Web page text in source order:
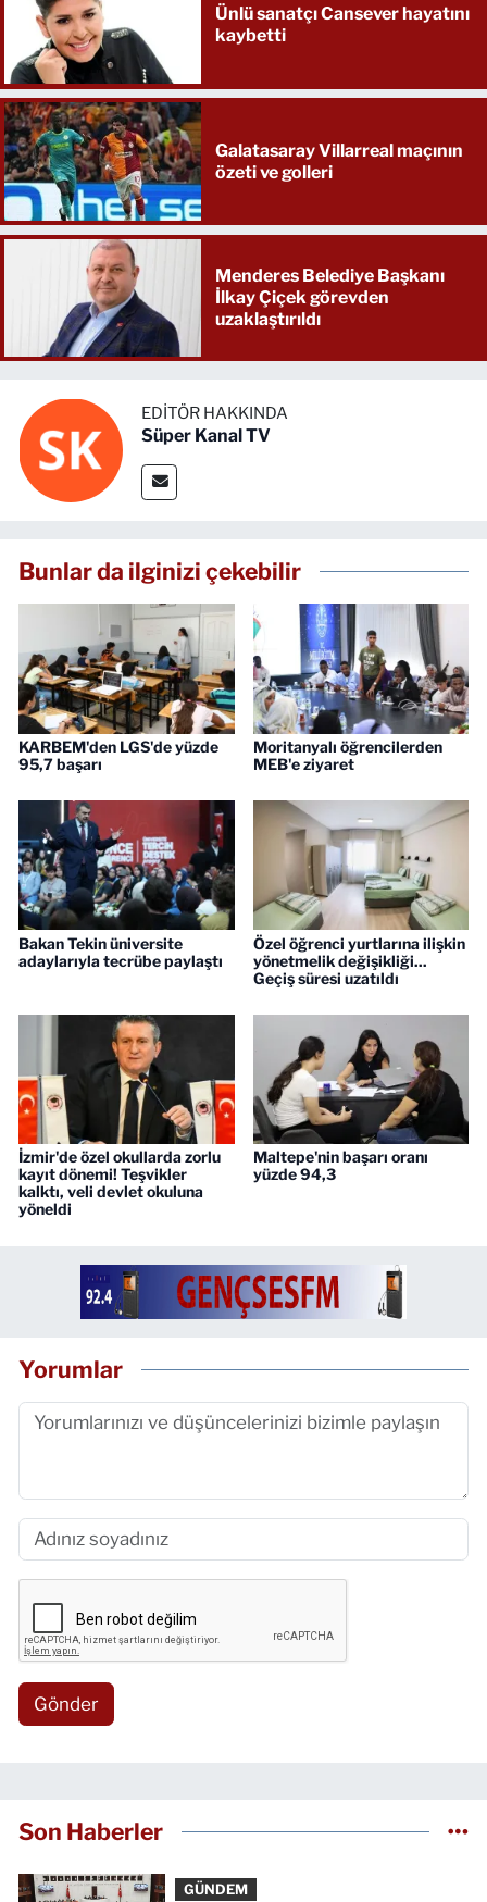
Ünlü sanatçı Cansever hayatını
kaybetti
Galatasaray Villarreal maçının
özeti ve golleri
Menderes Belediye Başkanı
İlkay Çiçek görevden
uzaklaştırıldı
EDITÖR HAKKINDA
Süper Kanal TV
Bunlar da ilginizi çekebilir
KARBEM'den LGS'de yüzde
95,7 başarı
Moritanyalı öğrencilerden
MEB'e ziyaret
Bakan Tekin üniversite
adaylarıyla tecrübe paylaştı
Özel öğrenci yurtlarına ilişkin
yönetmelik değişikliği...
Geçiş süresi uzatıldı
İzmir'de özel okullarda zorlu
kayıt dönemi! Teşvikler
kalktı, veli devlet okuluna
yöneldi
Maltepe'nin başarı oranı
yüzde 94,3
Yorumlar
Gönder
Son Haberler
GÜNDEM